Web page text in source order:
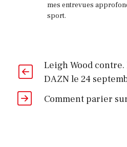
mes entrevues
sport.
Leigh Wood
DAZN le 24
Comment parier